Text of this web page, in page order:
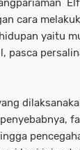
cara
yaitu
pasca